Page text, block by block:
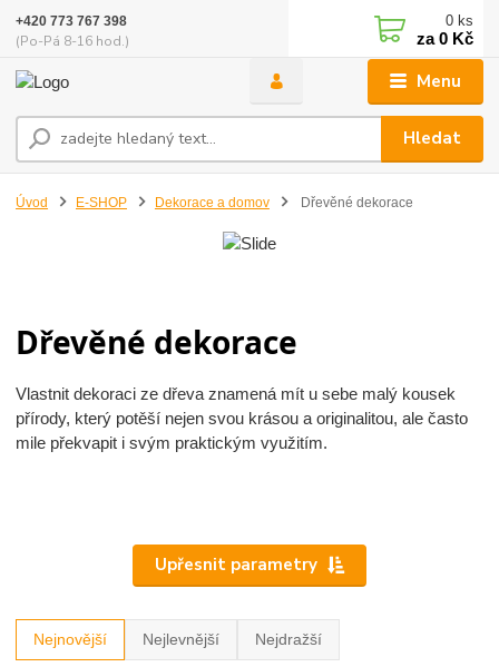
Menu
Hledat
+420 773 767 398
(Po-Pá 8-16 hod.)
0 ks
za0 Kč
Úvod E-SHOP Dekorace a domov Dřevěné dekorace
Dřevěné dekorace
Vlastnit dekoraci ze dřeva znamená mít u sebe malý kousek
přírody, který potěší nejen svou krásou a originalitou, ale často
mile překvapit i svým praktickým využitím.
Upřesnit parametry
Nejnovější Nejlevnější Nejdražší